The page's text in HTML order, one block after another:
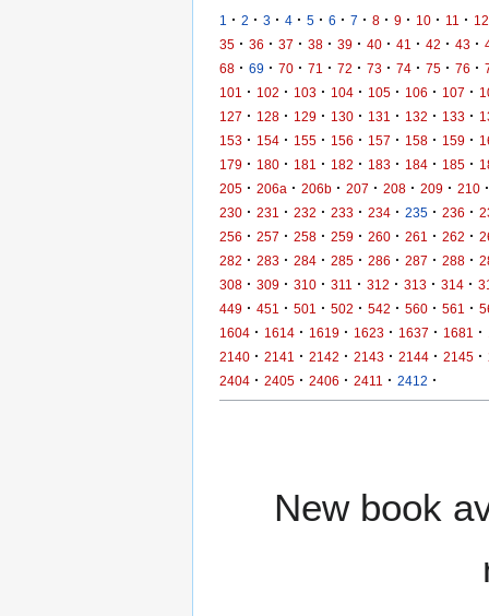
1 · 2 · 3 · 4 · 5 · 6 · 7 · 8 · 9 · 10 · 11 · 12
35 · 36 · 37 · 38 · 39 · 40 · 41 · 42 · 43 ·
68 · 69 · 70 · 71 · 72 · 73 · 74 · 75 · 76 ·
101
· 102 · 103 · 104 · 105 · 106 · 107 ·
127 · 128 · 129 · 130 · 131 · 132 · 133 ·
153 · 154 · 155 · 156 · 157 · 158 · 159 ·
179 · 180 · 181 · 182 · 183 · 184 · 185 ·
205 · 206a · 206b · 207 · 208 · 209 · 210 ·
230 · 231 · 232 · 233 · 234 · 235 · 236 ·
256 · 257 · 258 · 259 · 260 · 261 · 262 ·
282 · 283 · 284 · 285 · 286 · 287 · 288 ·
308 · 309 · 310 · 311 · 312 · 313 · 314 ·
449 · 451 · 501 · 502 · 542 · 560 · 561 ·
1604 · 1614 · 1619 · 1623 · 1637 · 1681 ·
2140 · 2141 · 2142 · 2143 · 2144 · 2145 ·
2404 · 2405 · 2406 · 2411 · 2412 ·
New book